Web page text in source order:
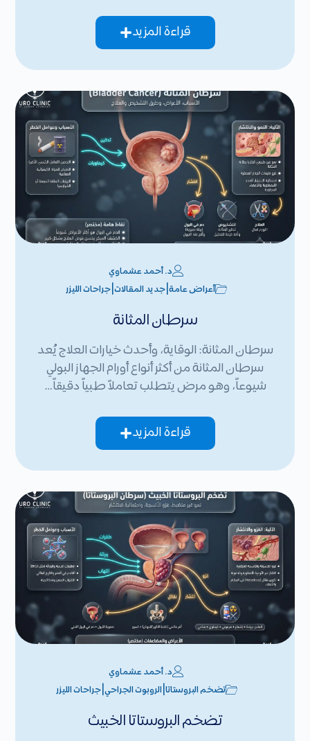
قراءة المزيد
د. أحمد عشماوي
أعراض عامة جديد المقالات جراحات الليزر
سرطان المثانة
سرطان المثانة: الوقاية، وأحدث خيارات العلاج يُعد
سرطان المثانة من أكثر أنواع أورام الجهاز البولي
شيوعاً، وهو مرض يتطلب تعاملاً طبياً دقيقاً…
قراءة المزيد
د. أحمد عشماوي
تضخم البروستاتا الروبوت الجراحي |جراحات الليزر
تضخم البروستاتا الخبيث